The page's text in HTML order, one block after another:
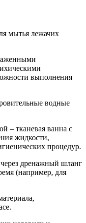
мытья лежачих
выполнения
водные
– тканевая ванна с
жидкости,
процедур.
дренажный шланг
(например, для